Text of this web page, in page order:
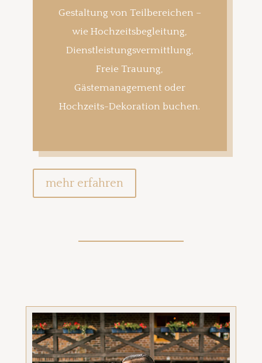
Gestaltung von Teilbereichen –
wie Hochzeitsbegleitung,
Dienstleistungsvermittlung,
Freie Trauung,
Gästemanagement oder
Hochzeits-Dekoration buchen.
mehr erfahren